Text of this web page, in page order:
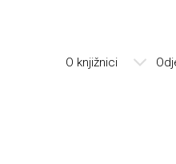
O knjižnici